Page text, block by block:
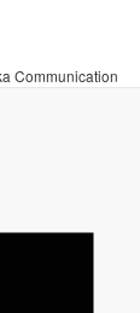
Communication